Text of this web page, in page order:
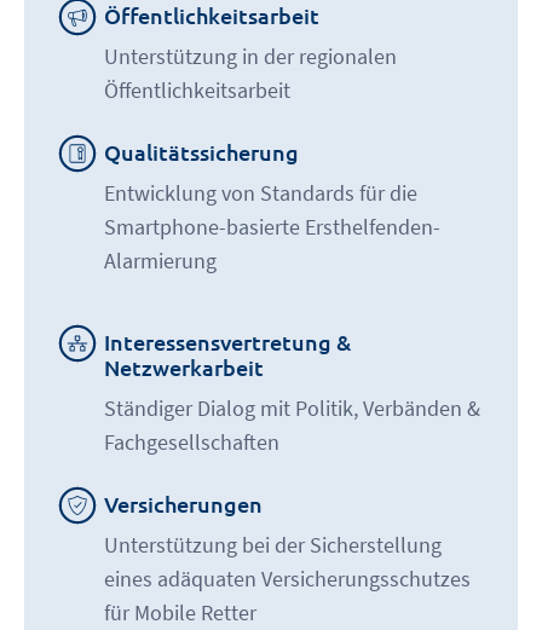
Öffentlichkeitsarbeit
Unterstützung in der regionalen
Öffentlichkeitsarbeit
Qualitätssicherung
Entwicklung von Standards für die
Smartphone-basierte Ersthelfenden-
Alarmierung
Interessensvertretung &
Netzwerkarbeit
Ständiger Dialog mit Politik, Verbänden &
Fachgesellschaften
Versicherungen
Unterstützung bei der Sicherstellung
eines adäquaten Versicherungsschutzes
für Mobile Retter